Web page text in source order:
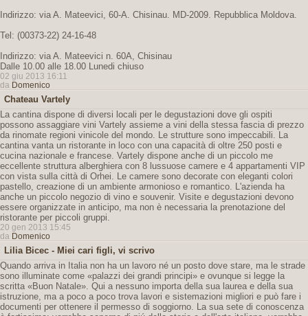
Indirizzo: via A. Mateevici, 60-A. Chisinau. MD-2009. Repubblica Moldova.
Tel: (00373-22) 24-16-48
Indirizzo: via A. Mateevici n. 60A, Chisinau
Dalle 10.00 alle 18.00 Lunedi chiuso
02 giu 2013 16:11
da Domenico
Chateau Vartely
La cantina dispone di diversi locali per le degustazioni dove gli ospiti
possono assaggiare vini Vartely assieme a vini della stessa fascia di prezzo
da rinomate regioni vinicole del mondo. Le strutture sono impeccabili. La
cantina vanta un ristorante in loco con una capacità di oltre 250 posti e
cucina nazionale e francese. Vartely dispone anche di un piccolo me
eccellente struttura alberghiera con 8 lussuose camere e 4 appartamenti VIP
con vista sulla città di Orhei. Le camere sono decorate con eleganti colori
pastello, creazione di un ambiente armonioso e romantico. L'azienda ha
anche un piccolo negozio di vino e souvenir. Visite e degustazioni devono
essere organizzate in anticipo, ma non è necessaria la prenotazione del
ristorante per piccoli gruppi.
20 gen 2013 15:45
da Domenico
Lilia Bicec - Miei cari figli, vi scrivo
Quando arriva in Italia non ha un lavoro né un posto dove stare, ma le strade
sono illuminate come «palazzi dei grandi principi» e ovunque si legge la
scritta «Buon Natale». Qui a nessuno importa della sua laurea e della sua
istruzione, ma a poco a poco trova lavori e sistemazioni migliori e può fare i
documenti per ottenere il permesso di soggiorno. La sua sete di conoscenza